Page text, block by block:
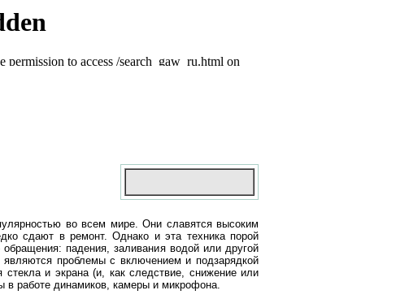
во всем мире. Они славятся высоким
сдают в ремонт. Однако и эта техника порой
падения, заливания водой или другой
проблемы с включением и подзарядкой
и экрана (и, как следствие, снижение или
в работе динамиков, камеры и микрофона.